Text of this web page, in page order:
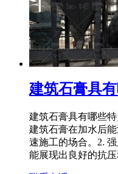
建筑石膏具
建筑石膏具有哪些
建筑石膏在加水后
速施工的场合。2.
能展现出良好的抗